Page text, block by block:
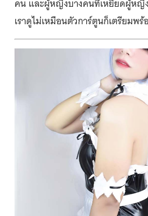
คน และผู้หญิงบางคนที่เหยียดผู้หญิ
เราดูไม่เหมือนตัวการ์ตูนก็เตรียมพ